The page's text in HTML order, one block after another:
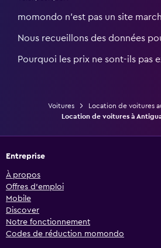
momondo n'est pas un site
Nous recueillons des données
Pourquoi les prix ne sont-ils pas
Voitures
Location de voitures
Location de voitures à
Entreprise
À propos
Offres d’emploi
Mobile
Discover
Notre fonctionnement
Codes de réduction momondo